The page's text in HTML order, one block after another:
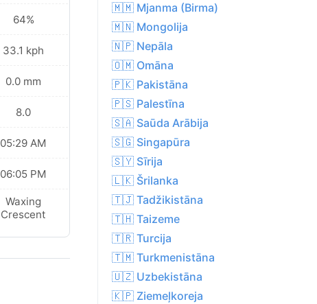
64%
33.1 kph
0.0 mm
8.0
05:29 AM
06:05 PM
Waxing
Crescent
🇲🇲 Mjanma (Birma)
🇲🇳 Mongolija
🇳🇵 Nepāla
🇴🇲 Omāna
🇵🇰 Pakistāna
🇵🇸 Palestīna
🇸🇦 Saūda Arābija
🇸🇬 Singapūra
🇸🇾 Sīrija
🇱🇰 Šrilanka
🇹🇯 Tadžikistāna
🇹🇭 Taizeme
🇹🇷 Turcija
🇹🇲 Turkmenistāna
🇺🇿 Uzbekistāna
🇰🇵 Ziemeļkoreja